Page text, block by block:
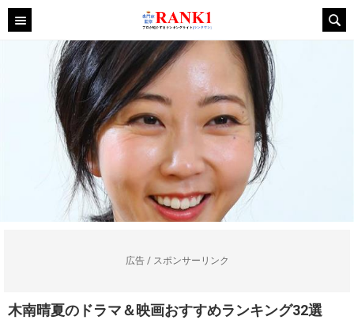
広告 / スポンサーリンク
木南晴夏のドラマ＆映画おすすめランキング32選